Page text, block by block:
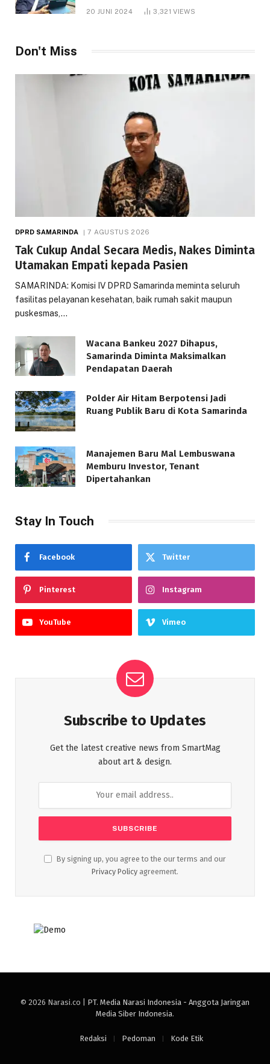
1.000 Hektare
20 JUNI 2024 3,321VIEWS
Don't Miss
DPRD SAMARINDA 7 AGUSTUS 2026
Tak Cukup Andal Secara Medis, Nakes Diminta
Utamakan Empati kepada Pasien
SAMARINDA: Komisi IV DPRD Samarinda meminta seluruh
fasilitas pelayanan kesehatan, baik rumah sakit maupun
puskesmas,…
Wacana Bankeu 2027 Dihapus,
Samarinda Diminta Maksimalkan
Pendapatan Daerah
Polder Air Hitam Berpotensi Jadi
Ruang Publik Baru di Kota Samarinda
Manajemen Baru Mal Lembuswana
Memburu Investor, Tenant
Dipertahankan
Stay In Touch
Facebook Twitter
Pinterest Instagram
YouTube Vimeo
Subscribe to Updates
Get the latest creative news from SmartMag
about art & design.
By signing up, you agree to the our terms and our
Privacy Policy agreement.
© 2026 Narasi.co | PT. Media Narasi Indonesia - Anggota Jaringan
Media Siber Indonesia.
Redaksi Pedoman Kode Etik